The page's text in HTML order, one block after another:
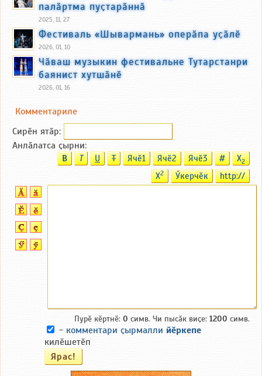
палӑртма пуҫтарӑннӑ
2025, 11, 27
Фестиваль «Шывармань» оперӑпа уҫӑлӗ
2026, 01, 10
Чӑваш музыкин фестивальне Тутарстанри
баянист хутшӑнӗ
2026, 01, 16
Комментариле
Сирӗн ятӑp:
Анлӑлатса ҫырни:
B T U T Ячӗ1 Ячӗ2 Ячӗ3 # X2
X2 Ӳкерчӗк http://
Пурӗ кӗртнӗ: 0 симв. Чи пысӑк виҫе: 1200 симв.
- комментари ҫырмалли йӗркепе
килӗшетӗп